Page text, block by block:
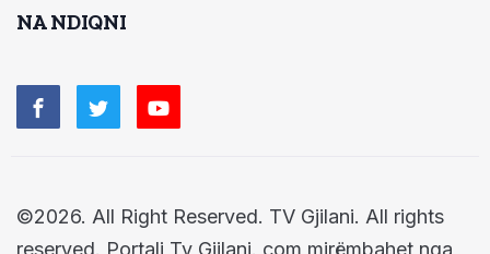
NA NDIQNI
©2026. All Right Reserved. TV Gjilani. All rights
reserved. Portali Tv Gjilani. com mirëmbahet nga